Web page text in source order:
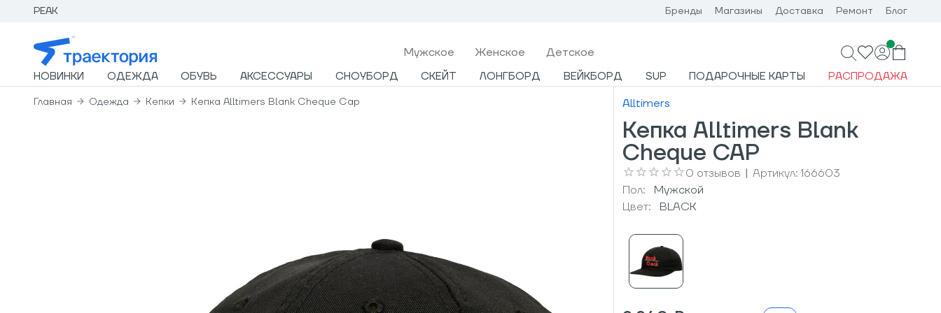
PEAK Бренды Магазины Доставка Ремонт Блог
Мужcкое Женское Детское
НОВИНКИ ОДЕЖДА ОБУВЬ АКСЕССУАРЫ СНОУБОРД СКЕЙТ ЛОНГБОРД ВЕЙКБОРД SUP ПОДАРОЧНЫЕ КАРТЫ РАСПРОДАЖА
Главная Одежда Кепки Кепка Alltimers Blank Cheque Cap Alltimers
Кепка Alltimers Blank
Cheque CAP
0 отзывов | Артикул: 166603
Пол:
Мужcкой
Цвет:
BLACK